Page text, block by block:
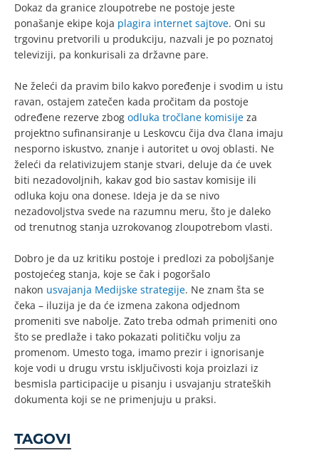
Dokaz da granice zloupotrebe ne postoje jeste
ponašanje ekipe koja plagira internet sajtove. Oni su
trgovinu pretvorili u produkciju, nazvali je po poznatoj
televiziji, pa konkurisali za državne pare.
Ne želeći da pravim bilo kakvo poređenje i svodim u istu
ravan, ostajem zatečen kada pročitam da postoje
određene rezerve zbog odluka tročlane komisije za
projektno sufinansiranje u Leskovcu čija dva člana imaju
nesporno iskustvo, znanje i autoritet u ovoj oblasti. Ne
želeći da relativizujem stanje stvari, deluje da će uvek
biti nezadovoljnih, kakav god bio sastav komisije ili
odluka koju ona donese. Ideja je da se nivo
nezadovoljstva svede na razumnu meru, što je daleko
od trenutnog stanja uzrokovanog zloupotrebom vlasti.
Dobro je da uz kritiku postoje i predlozi za poboljšanje
postojećeg stanja, koje se čak i pogoršalo
nakon usvajanja Medijske strategije. Ne znam šta se
čeka – iluzija je da će izmena zakona odjednom
promeniti sve nabolje. Zato treba odmah primeniti ono
što se predlaže i tako pokazati političku volju za
promenom. Umesto toga, imamo prezir i ignorisanje
koje vodi u drugu vrstu isključivosti koja proizlazi iz
besmisla participacije u pisanju i usvajanju strateških
dokumenta koji se ne primenjuju u praksi.
TAGOVI